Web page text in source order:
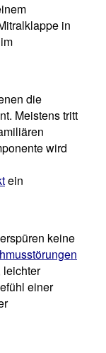
in
die
Meistens tritt
wird
ein
keine
leichter
einer